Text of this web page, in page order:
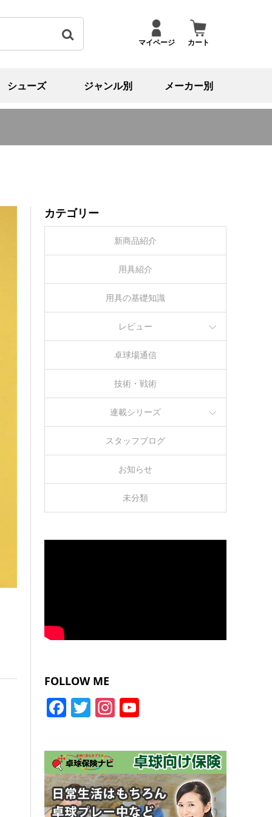
マイページ カート
シューズ ジャンル別 メーカー別
カテゴリー
新商品紹介
用具紹介
用具の基礎知識
レビュー
卓球場通信
技術・戦術
連載シリーズ
スタッフブログ
お知らせ
未分類
FOLLOW ME
Facebook
TwitterInstagram